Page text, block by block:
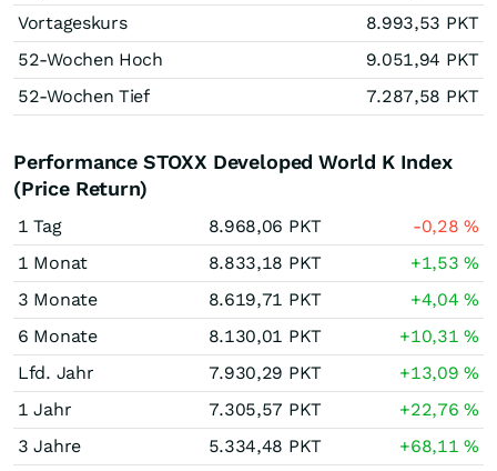
Vortageskurs
8.993,53 PKT
52-Wochen Hoch
9.051,94 PKT
52-Wochen Tief
7.287,58 PKT
Performance STOXX Developed World K Index
(Price Return)
1 Tag 8.968,06 PKT -0,28%
1 Monat
8.833,18 PKT +1,53%
3 Monate
8.619,71 PKT +4,04%
6 Monate
8.130,01 PKT +10,31%
Lfd. Jahr
7.930,29 PKT +13,09%
1 Jahr
7.305,57 PKT +22,76%
3 Jahre
5.334,48 PKT +68,11%